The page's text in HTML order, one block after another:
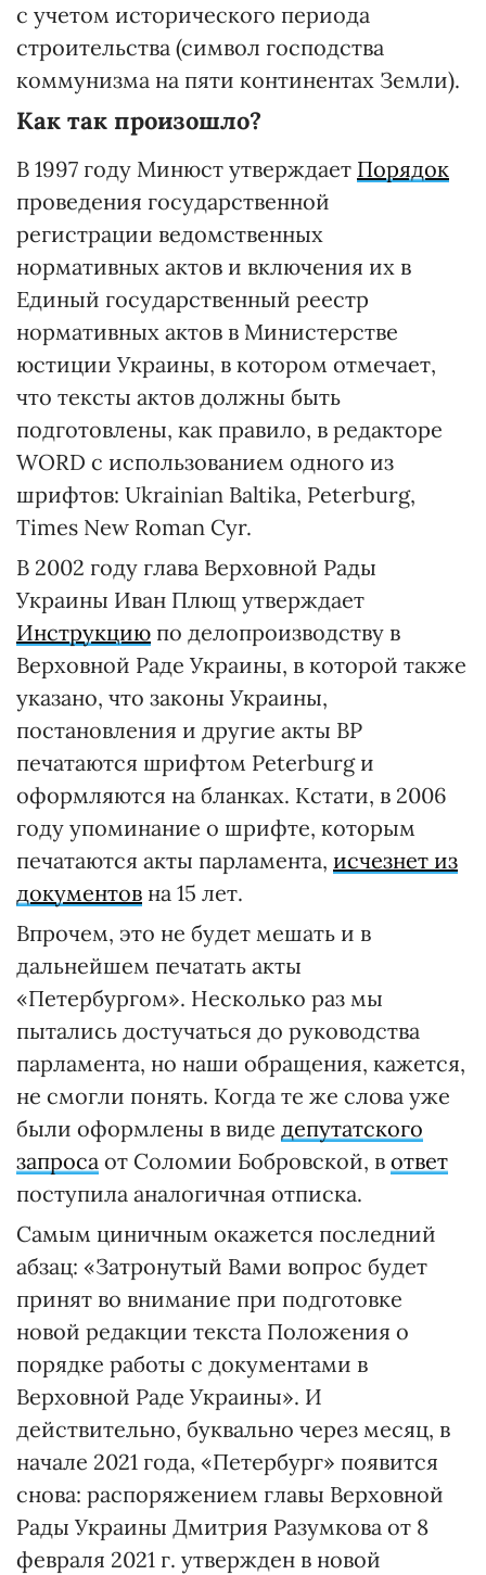
с учетом исторического периода
строительства (символ господства
коммунизма на пяти континентах Земли).
Как так произошло?
В 1997 году Минюст утверждает Порядок
проведения государственной
регистрации ведомственных
нормативных актов и включения их в
Единый государственный реестр
нормативных актов в Министерстве
юстиции Украины, в котором отмечает,
что тексты актов должны быть
подготовлены, как правило, в редакторе
WORD с использованием одного из
шрифтов: Ukrainian Baltika, Peterburg,
Times New Roman Cyr.
В 2002 году глава Верховной Рады
Украины Иван Плющ утверждает
Инструкцию по делопроизводству в
Верховной Раде Украины, в которой также
указано, что законы Украины,
постановления и другие акты ВР
печатаются шрифтом Peterburg и
оформляются на бланках. Кстати, в 2006
году упоминание о шрифте, которым
печатаются акты парламента, исчезнет из
документов на 15 лет.
Впрочем, это не будет мешать и в
дальнейшем печатать акты
«Петербургом». Несколько раз мы
пытались достучаться до руководства
парламента, но наши обращения, кажется,
не смогли понять. Когда те же слова уже
были оформлены в виде депутатского
запроса от Соломии Бобровской, в ответ
поступила аналогичная отписка.
Самым циничным окажется последний
абзац: «Затронутый Вами вопрос будет
принят во внимание при подготовке
новой редакции текста Положения о
порядке работы с документами в
Верховной Раде Украины». И
действительно, буквально через месяц, в
начале 2021 года, «Петербург» появится
снова: распоряжением главы Верховной
Рады Украины Дмитрия Разумкова от 8
февраля 2021 г. утвержден в новой